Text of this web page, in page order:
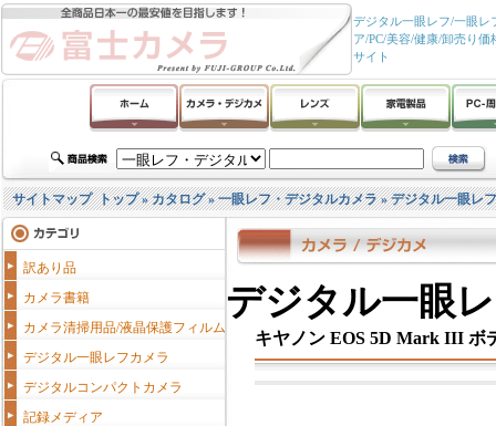
デジタル一眼レフ/一眼レ
ア/PC/美容/健康/卸売り
サイト
サイトマップ トップ»カタログ»一眼レフ・デジタルカメラ»デジタル一眼レ
訳あり品
カメラ書籍
カメラ清掃用品/液晶保護フィルム
デジタル一眼レフカメラ
デジタルコンパクトカメラ
記録メディア
デジタル一眼
キヤノン EOS 5D Mark III ボ